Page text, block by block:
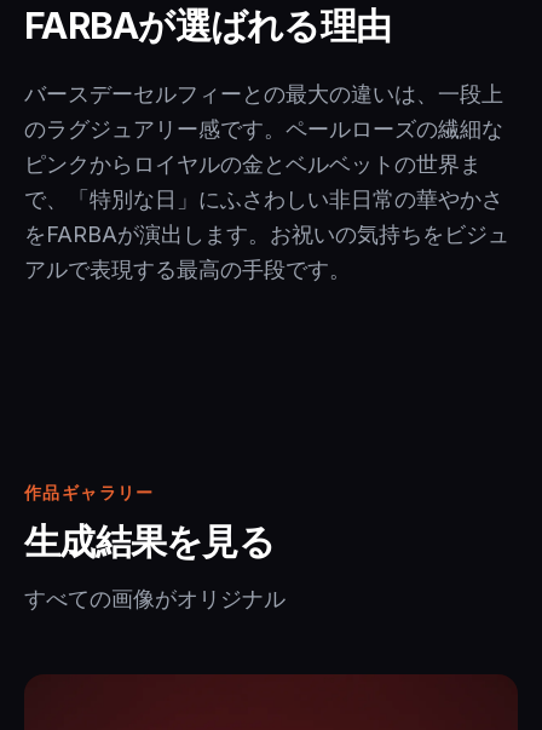
FARBAが選ばれる理由
バースデーセルフィーとの最大の違いは、一段上
のラグジュアリー感です。ペールローズの繊細な
ピンクからロイヤルの金とベルベットの世界ま
で、「特別な日」にふさわしい非日常の華やかさ
をFARBAが演出します。お祝いの気持ちをビジュ
アルで表現する最高の手段です。
作品ギャラリー
生成結果を見る
すべての画像がオリジナル